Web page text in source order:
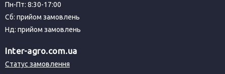
Пн-Пт: 8:30-17:00
Сб: прийом замовлень
Нд: прийом замовлень
Inter-agro.com.ua
Статус замовлення